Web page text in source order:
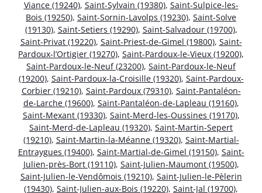
Viance (19240), Saint-Sylvain (19380), Saint-Sulpice-les-
Bois (19250), Saint-Sornin-Lavolps (19230), Saint-Solve
(19130), Saint-Setiers (19290), Saint-Salvadour (19700),
Saint-Privat (19220), Saint-Priest-de-Gimel (19800), Saint-
Pardoux-l’Ortigier (19270), Saint-Pardoux-le-Vieux (19200),
Saint-Pardoux-le-Neuf (23200), Saint-Pardoux-le-Neuf
(19200), Saint-Pardoux-la-Croisille (19320), Saint-Pardoux-
Corbier (19210), Saint-Pardoux (79310), Saint-Pantaléon-
de-Larche (19600), Saint-Pantaléon-de-Lapleau (19160),
Saint-Mexant (19330), Saint-Merd-les-Oussines (19170),
Saint-Merd-de-Lapleau (19320), Saint-Martin-Sepert
(19210), Saint-Martin-la-Méanne (19320), Saint-Martial-
Entraygues (19400), Saint-Martial-de-Gimel (19150), Saint-
Julien-près-Bort (19110), Saint-Julien-Maumont (19500),
Saint-Julien-le-Vendômois (19210), Saint-Julien-le-Pèlerin
(19430), Saint-Julien-aux-Bois (19220), Saint-Jal (19700),